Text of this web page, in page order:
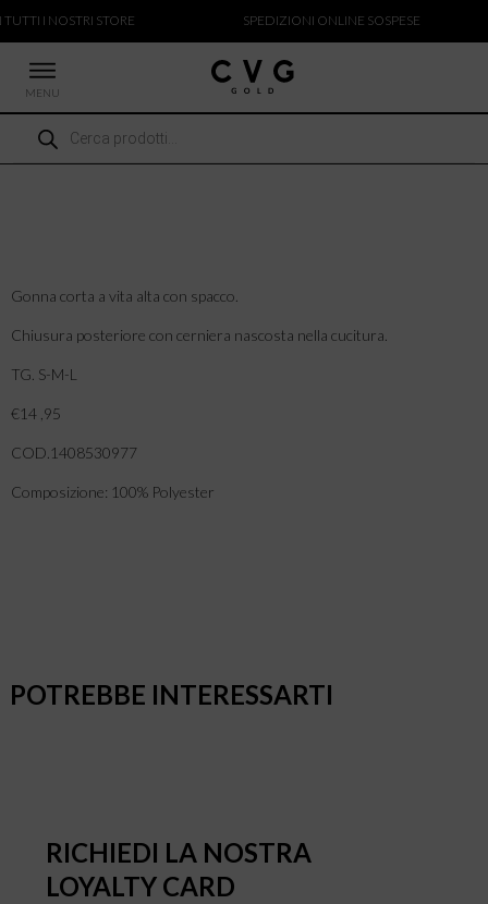
I NOSTRI STORE SPEDIZIONI ONLINE SOSPESE
MENU
Ricerca
prodotti
ARRIVI
Gonna corta a vita alta con spacco.
Chiusura posteriore con cerniera nascosta nella cucitura.
TG. S-M-L
€14 ,95
COD.1408530977
Composizione: 100% Polyester
POTREBBE INTERESSARTI
RICHIEDI LA NOSTRA
LOYALTY CARD